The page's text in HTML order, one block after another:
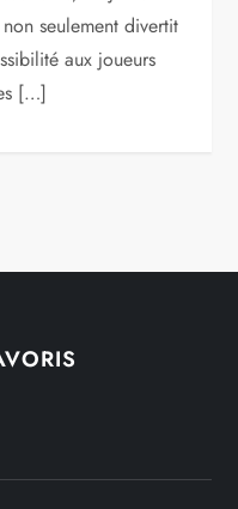
seulement divertit
aux joueurs
[…]